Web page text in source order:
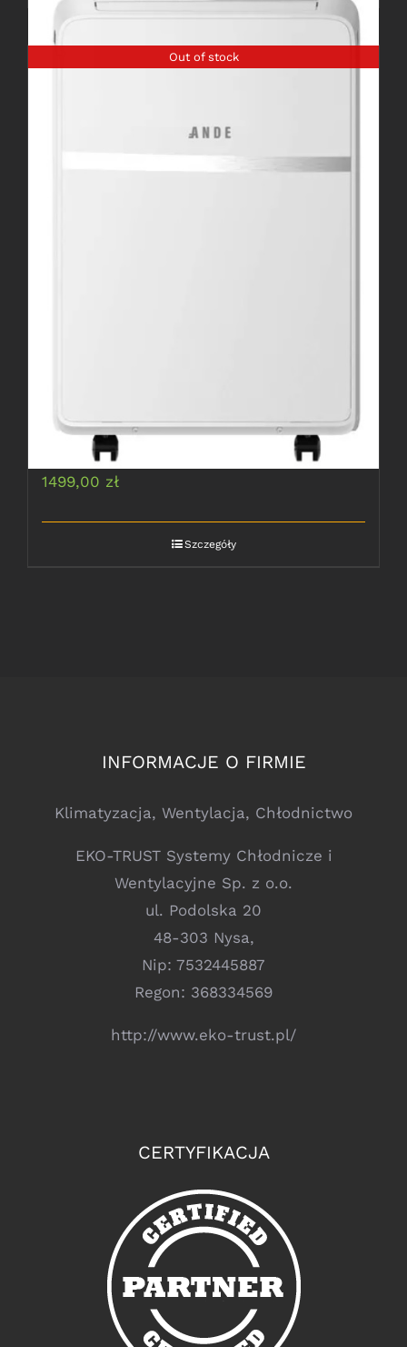
Out of stock
Klimatyzator przenośny
ANDE 2,6 kW
1499,00 zł
Szczegóły
INFORMACJE O FIRMIE
Klimatyzacja, Wentylacja, Chłodnictwo
EKO-TRUST Systemy Chłodnicze i
Wentylacyjne Sp. z o.o.
ul. Podolska 20
48-303 Nysa,
Nip: 7532445887
Regon: 368334569
http://www.eko-trust.pl/
CERTYFIKACJA